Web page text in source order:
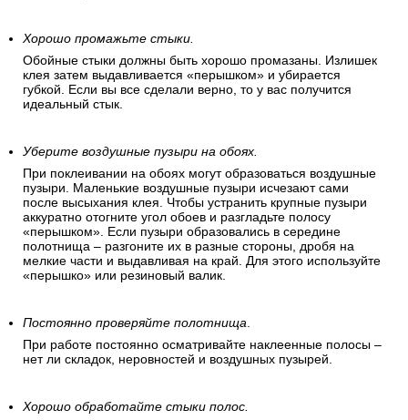
Хорошо промажьте стыки.
Обойные стыки должны быть хорошо промазаны. Излишек
клея затем выдавливается «перышком» и убирается
губкой. Если вы все сделали верно, то у вас получится
идеальный стык.
Уберите воздушные пузыри на обоях.
При поклеивании на обоях могут образоваться воздушные
пузыри. Маленькие воздушные пузыри исчезают сами
после высыхания клея. Чтобы устранить крупные пузыри
аккуратно отогните угол обоев и разгладьте полосу
«перышком». Если пузыри образовались в середине
полотнища – разгоните их в разные стороны, дробя на
мелкие части и выдавливая на край. Для этого используйте
«перышко» или резиновый валик.
Постоянно проверяйте полотнища.
При работе постоянно осматривайте наклеенные полосы –
нет ли складок, неровностей и воздушных пузырей.
Хорошо обработайте стыки полос.